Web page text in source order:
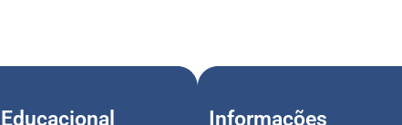
Educacional Informações